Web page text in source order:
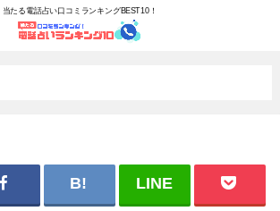
当たる電話占い口コミランキングBEST10！